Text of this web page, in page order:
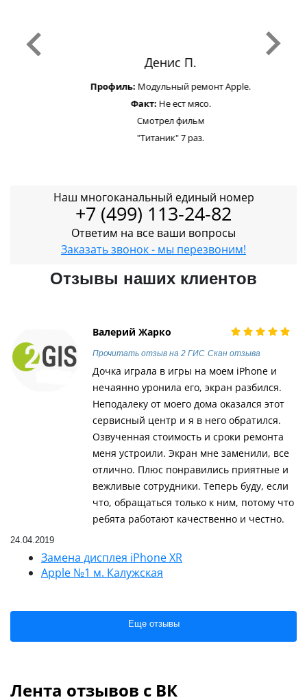
Денис П.
Профиль:Модульный ремонт Apple.
Факт:Не ест мясо.
Смотрел фильм
"Титаник" 7 раз.
Наш многоканальный единый номер
+7 (499) 113-24-82
Ответим на все ваши вопросы
Заказать звонок - мы перезвоним!
Отзывы наших клиентов
Валерий Жарко
Прочитать отзыв на 2 ГИС Скан отзыва
Дочка играла в игры на моем iPhone и
нечаянно уронила его, экран разбился.
Неподалеку от моего дома оказался этот
сервисный центр и я в него обратился.
Озвученная стоимость и сроки ремонта
меня устроили. Экран мне заменили, все
отлично. Плюс понравились приятные и
вежливые сотрудники. Теперь буду, если
что, обращаться только к ним, потому что
ребята работают качественно и честно.
24.04.2019
Замена дисплея iPhone XR
Apple №1 м. Калужская
Еще отзывы
Лента отзывов с ВК